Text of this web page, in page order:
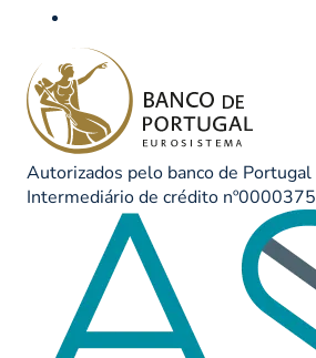
Autorizados pelo banco de Portugal
Intermediário de crédito nº0000375